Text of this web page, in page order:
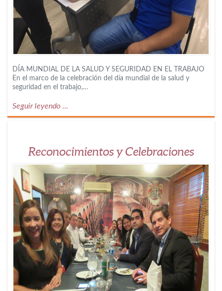
DÍA MUNDIAL DE LA SALUD Y SEGURIDAD EN EL TRABAJO
En el marco de la celebración del día mundial de la salud y
seguridad en el trabajo,…
Seguir leyendo ...
Reconocimientos y Celebraciones